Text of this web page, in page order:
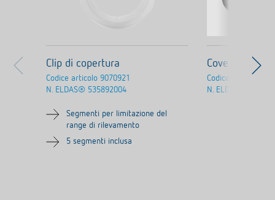
Clip di copertura
Codice articolo 9070921
N. ELDAS® 535892004
Segmenti per limitazione del
range di rilevamento
5 segmenti inclusa
Cover 110 BK
Codice articolo
N. ELDAS®